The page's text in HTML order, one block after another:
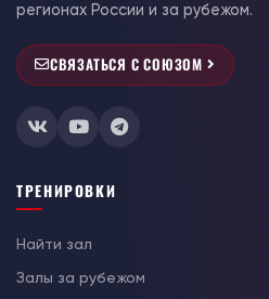
регионах России и за рубежом.
СВЯЗАТЬСЯ С СОЮЗОМ
ТРЕНИРОВКИ
Найти зал
Залы за рубежом